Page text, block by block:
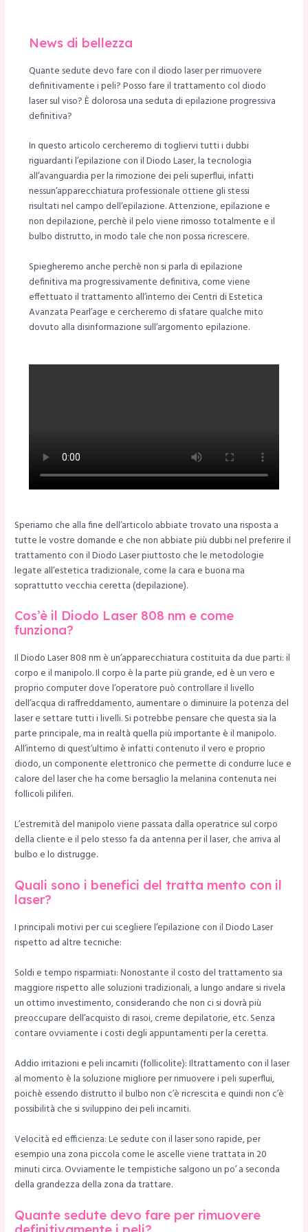
News di bellezza
Quante sedute devo fare con il diodo laser per rimuovere
definitivamente i peli? Posso fare il trattamento col diodo
laser sul viso? È dolorosa una seduta di epilazione progressiva
definitiva?
In questo articolo cercheremo di togliervi tutti i dubbi
riguardanti l’epilazione con il Diodo Laser, la tecnologia
all’avanguardia per la rimozione dei peli superflui, infatti
nessun’apparecchiatura professionale ottiene gli stessi
risultati nel campo dell’epilazione. Attenzione, epilazione e
non depilazione, perchè il pelo viene rimosso totalmente e il
bulbo distrutto, in modo tale che non possa ricrescere.
Spiegheremo anche perchè non si parla di epilazione
definitiva ma progressivamente definitiva, come viene
effettuato il trattamento all’interno dei Centri di Estetica
Avanzata Pearl’age e cercheremo di sfatare qualche mito
dovuto alla disinformazione sull’argomento epilazione.
Speriamo che alla fine dell’articolo abbiate trovato una risposta a
tutte le vostre domande e che non abbiate più dubbi nel preferire il
trattamento con il Diodo Laser piuttosto che le metodologie
legate all’estetica tradizionale, come la cara e buona ma
soprattutto vecchia ceretta (depilazione).
Cos’è il Diodo Laser 808 nm e come
funziona?
Il Diodo Laser 808 nm è un’apparecchiatura costituita da due parti: il
corpo e il manipolo. Il corpo è la parte più grande, ed è un vero e
proprio computer dove l’operatore può controllare il livello
dell’acqua di raffreddamento, aumentare o diminuire la potenza del
laser e settare tutti i livelli. Si potrebbe pensare che questa sia la
parte principale, ma in realtà quella più importante è il manipolo.
All’interno di quest’ultimo è infatti contenuto il vero e proprio
diodo, un componente elettronico che permette di condurre luce e
calore del laser che ha come bersaglio la melanina contenuta nei
follicoli piliferi.
L’estremità del manipolo viene passata dalla operatrice sul corpo
della cliente e il pelo stesso fa da antenna per il laser, che arriva al
bulbo e lo distrugge.
Quali sono i benefici del tratta mento con il
laser?
I principali motivi per cui scegliere l’epilazione con il Diodo Laser
rispetto ad altre tecniche:
Soldi e tempo risparmiati: Nonostante il costo del trattamento sia
maggiore rispetto alle soluzioni tradizionali, a lungo andare si rivela
un ottimo investimento, considerando che non ci si dovrà più
preoccupare dell’acquisto di rasoi, creme depilatorie, etc. Senza
contare ovviamente i costi degli appuntamenti per la ceretta.
Addio irritazioni e peli incarniti (follicolite): Iltrattamento con il laser
al momento è la soluzione migliore per rimuovere i peli superflui,
poichè essendo distrutto il bulbo non c’è ricrescita e quindi non c’è
possibilità che si sviluppino dei peli incarniti.
Velocità ed efficienza: Le sedute con il laser sono rapide, per
esempio una zona piccola come le ascelle viene trattata in 20
minuti circa. Ovviamente le tempistiche salgono un po’ a seconda
della grandezza della zona da trattare.
Quante sedute devo fare per rimuovere